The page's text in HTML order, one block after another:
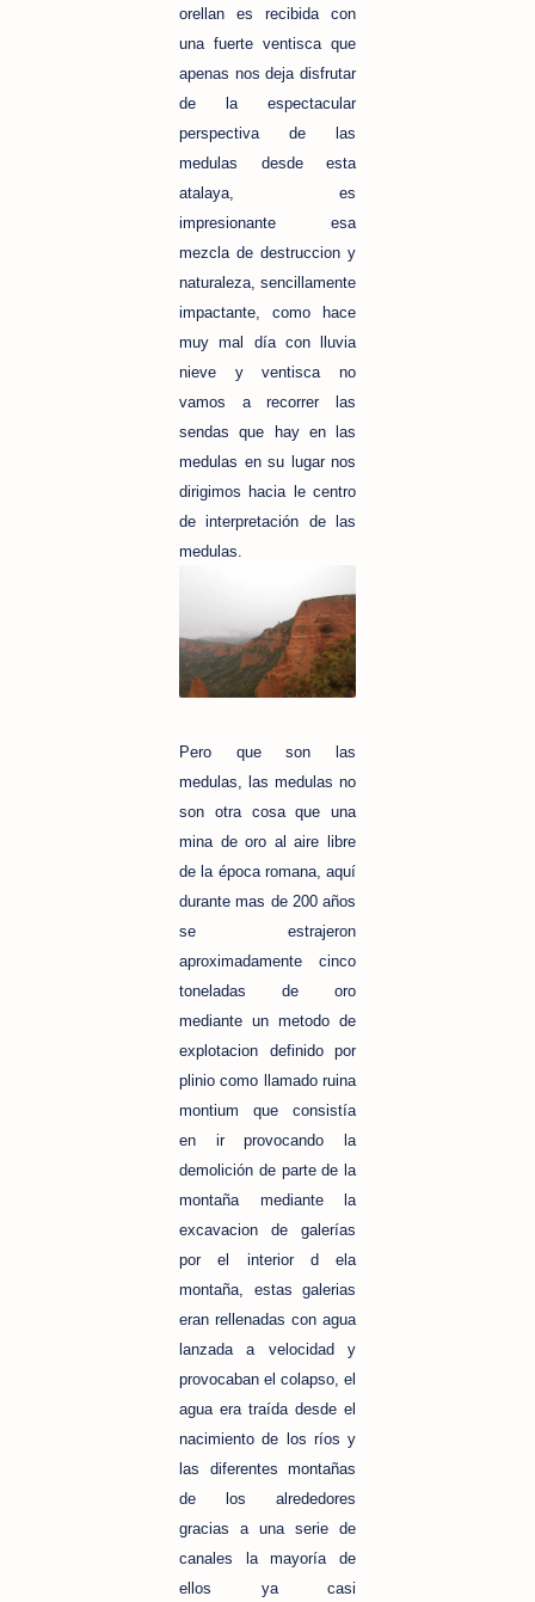
orellan es recibida con
una fuerte ventisca que
apenas nos deja disfrutar
de la espectacular
perspectiva de las
medulas desde esta
atalaya, es
impresionante esa
mezcla de destruccion y
naturaleza, sencillamente
impactante, como hace
muy mal día con lluvia
nieve y ventisca no
vamos a recorrer las
sendas que hay en las
medulas en su lugar nos
dirigimos hacia le centro
de interpretación de las
medulas.
Pero que son las
medulas, las medulas no
son otra cosa que una
mina de oro al aire libre
de la época romana, aquí
durante mas de 200 años
se estrajeron
aproximadamente cinco
toneladas de oro
mediante un metodo de
explotacion definido por
plinio como llamado ruina
montium que consistía
en ir provocando la
demolición de parte de la
montaña mediante la
excavacion de galerías
por el interior d ela
montaña, estas galerias
eran rellenadas con agua
lanzada a velocidad y
provocaban el colapso, el
agua era traída desde el
nacimiento de los ríos y
las diferentes montañas
de los alrededores
gracias a una serie de
canales la mayoría de
ellos ya casi